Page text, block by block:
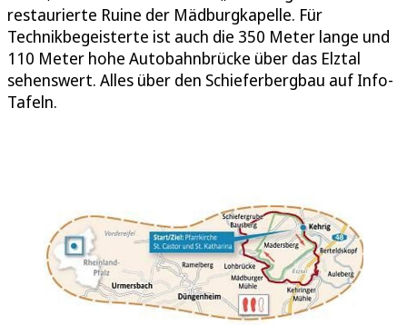
restaurierte Ruine der Mädburgkapelle. Für
Technikbegeisterte ist auch die 350 Meter lange und
110 Meter hohe Autobahnbrücke über das Elztal
sehenswert. Alles über den Schieferbergbau auf Info-
Tafeln.